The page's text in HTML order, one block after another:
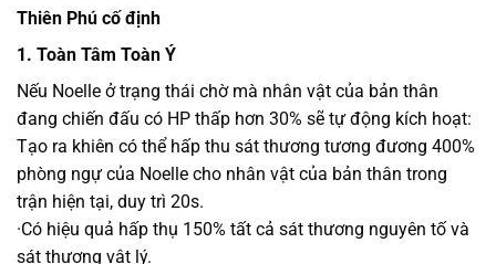
Thiên Phú cố định
1. Toàn Tâm Toàn Ý
Nếu Noelle ở trạng thái chờ mà nhân vật của bản thân
đang chiến đấu có HP thấp hơn 30% sẽ tự động kích hoạt:
Tạo ra khiên có thể hấp thu sát thương tương đương 400%
phòng ngự của Noelle cho nhân vật của bản thân trong
trận hiện tại, duy trì 20s.
·Có hiệu quả hấp thụ 150% tất cả sát thương nguyên tố và
sát thương vật lý.